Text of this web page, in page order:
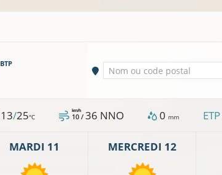
BTP
Ville sélectionnée
Nom ou code postal
13/25°C 10 /
km/h 36 NNO 0 mm ETP
MARDI 11 MERCREDI 12